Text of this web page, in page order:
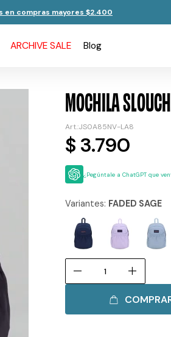
en compras mayores $2.400
ARCHIVE SALE Blog
MOCHILA
JS0A85NV-LA8
$ 3.790
¿Pegúntale a ChatGPT que
Variantes: FADED SAGE
remove add